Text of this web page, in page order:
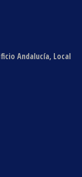
Andalucía, Local